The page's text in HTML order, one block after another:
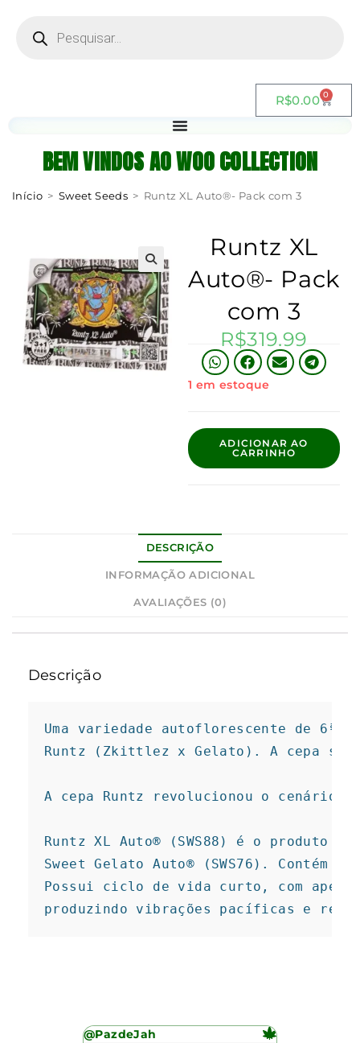
R$0.00 0
BEM VINDOS AO WOO COLLECTION
Início > Sweet Seeds > Runtz XL Auto®- Pack com 3
Runtz XL
Auto®- Pack
com 3
R$319.99
1 em estoque
ADICIONAR AO
CARRINHO
DESCRIÇÃO
INFORMAÇÃO ADICIONAL
AVALIAÇÕES (0)
Descrição
Uma variedade autoflorescente de
Runtz (Zkittlez x Gelato). A cepa se
A cepa Runtz revolucionou o cenário
Runtz XL Auto® (SWS88) é o produto
Sweet Gelato Auto® (SWS76).
Possui ciclo de vida curto, com
produzindo vibrações pacíficas e
@PazdeJah